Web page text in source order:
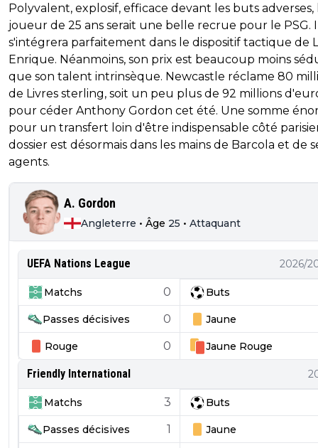
Polyvalent, explosif, efficace devant les buts adverses,
joueur de 25 ans serait une belle recrue pour le PSG.
s'intégrera parfaitement dans le dispositif tactique de
Enrique. Néanmoins, son prix est beaucoup moins
que son talent intrinsèque. Newcastle réclame 80
de Livres sterling, soit un peu plus de 92 millions
pour céder Anthony Gordon cet été. Une somme
pour un transfert loin d'être indispensable côté
dossier est désormais dans les mains de Barcola et de
agents.
A. Gordon
Angleterre • Âge 25 • Attaquant
UEFA Nations League 2026/
Matchs 0 Buts
Passes décisives 0 Jaune
Rouge 0 Jaune Rouge
Friendly International
Matchs 3 Buts
Passes décisives 1 Jaune